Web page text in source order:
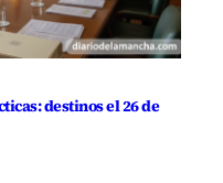
destinos el 26 de